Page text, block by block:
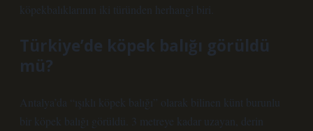
köpekbalıklarının iki türünden herhangi biri.
Türkiye’de köpek balığı görüldü
mü?
Antalya’da “ışıklı köpek balığı” olarak bilinen künt burunlu
bir köpek balığı görüldü. 3 metreye kadar uzayan, derin